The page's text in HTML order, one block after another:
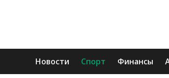
Новости Спорт Финансы